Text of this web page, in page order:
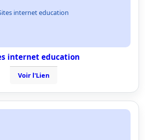
internet education
internet education
Voir l'Lien